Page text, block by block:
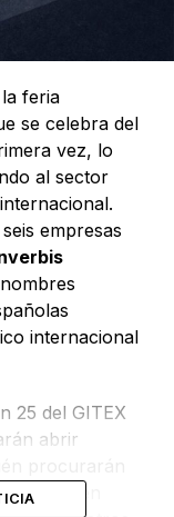
feria
se celebra del
vez, lo
al sector
empresas
internacional
25 del GITEX
abrir